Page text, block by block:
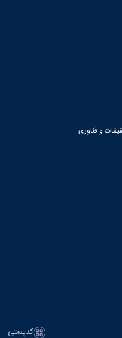
و فناوری
کدپستی